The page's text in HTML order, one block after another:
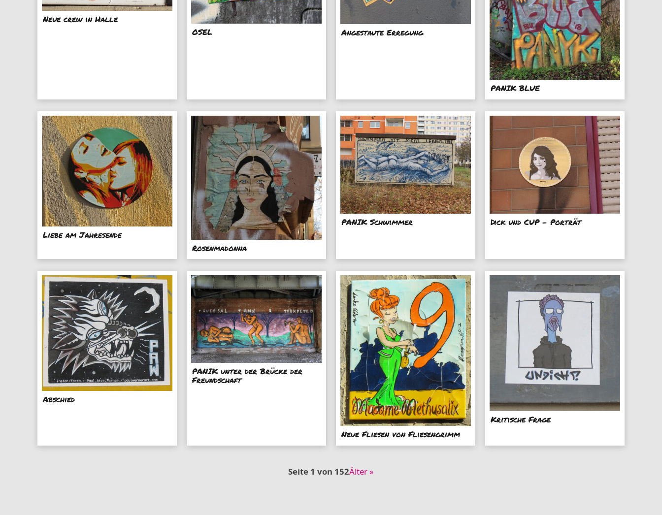
Neue crew in Halle
OSEL
Angestaute Erregung
PANIK BLUE
Liebe am Jahresende
Rosenmadonna
PANIK Schwimmer Dick und CUP - Porträt
Abschied
PANIK unter der Brücke der
Freundschaft
Neue Fliesen von Fliesengrimm
Kritische Frage
Seite 1 von 152Älter »